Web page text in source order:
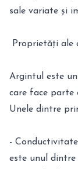
sale variate și
Proprietăți ale
Argintul este
care face parte
Unele dintre
-
este unul